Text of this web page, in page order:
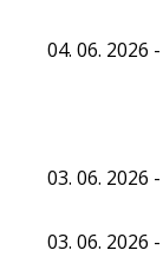
04. 06. 2026
03. 06. 2026
03. 06. 2026